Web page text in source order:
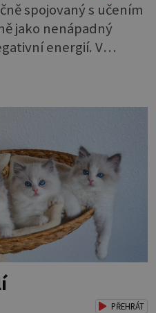
spojovaný s učením
jako nenápadný
energií. V
se však tento
úroveň. Značka
historický význam
hodnotou drahého
a plnohodnotný
Náramky
PŘEHRÁT